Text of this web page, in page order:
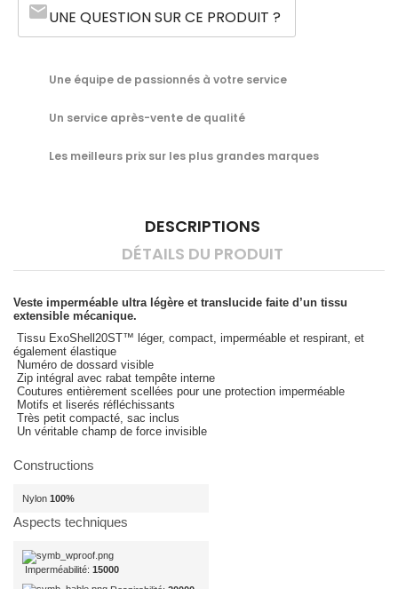
emailUNE QUESTION SUR CE PRODUIT ?
Une équipe de passionnés à votre service
Un service après-vente de qualité
Les meilleurs prix sur les plus grandes marques
DESCRIPTIONS
DÉTAILS DU PRODUIT
Veste imperméable ultra légère et translucide faite d’un tissu
extensible mécanique.
Tissu ExoShell20ST™ léger, compact, imperméable et respirant, et
également élastique
Numéro de dossard visible
Zip intégral avec rabat tempête interne
Coutures entièrement scellées pour une protection imperméable
Motifs et liserés réfléchissants
Très petit compacté, sac inclus
Un véritable champ de force invisible
Constructions
Nylon 100%
Aspects techniques
Imperméabilité: 15000